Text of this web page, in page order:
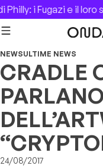
Skip to content
i Fugazi e il loro
NEWSULTIME NEWS
CRADLE
PARLANO
24/08/2017